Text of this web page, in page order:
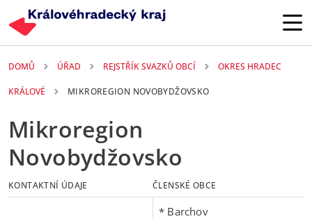
DOMŮ ÚŘAD REJSTŘÍK SVAZKŮ OBCÍ OKRES HRADEC
KRÁLOVÉ MIKROREGION NOVOBYDŽOVSKO
Mikroregion
Novobydžovsko
KONTAKTNÍ ÚDAJE ČLENSKÉ OBCE
* Barchov